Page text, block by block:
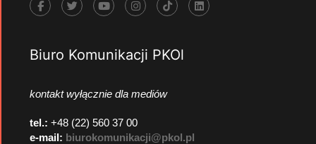
Biuro Komunikacji PKOl
kontakt wyłącznie dla mediów
tel.: +48 (22) 560 37 00
e-mail: biurokomunikacji@pkol.pl